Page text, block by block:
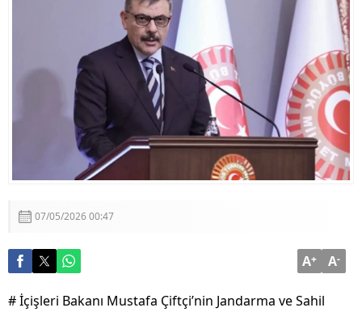
Adalet Bakanı Akın Gürlek: “Terörsüz Türkiye 86
Milyonun Ortak Hedefidir”
07/05/2026 00:47
A+ A-
# İçişleri Bakanı Mustafa Çiftçi’nin Jandarma ve Sahil